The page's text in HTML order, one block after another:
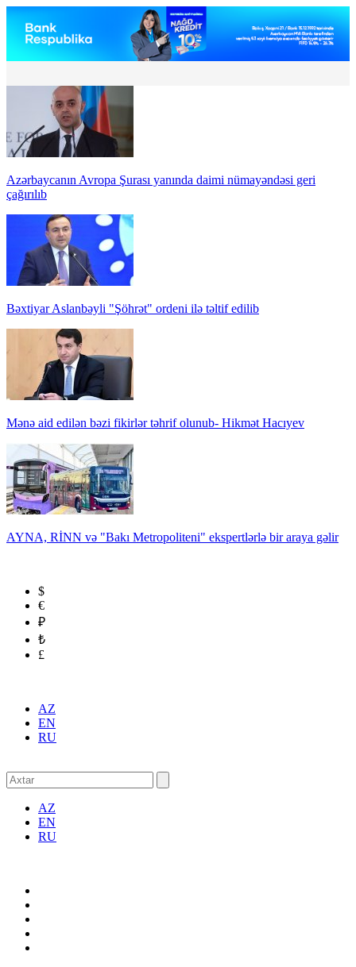
Azərbaycanın Avropa Şurası yanında daimi nümayəndəsi geri
çağırılıb
Bəxtiyar Aslanbəyli "Şöhrət" ordeni ilə təltif edilib
Mənə aid edilən bəzi fikirlər təhrif olunub- Hikmət Hacıyev
AYNA, RİNN və "Bakı Metropoliteni" ekspertlərlə bir araya gəlir
$
€
₽
₺
£
AZ
EN
RU
AZ
EN
RU